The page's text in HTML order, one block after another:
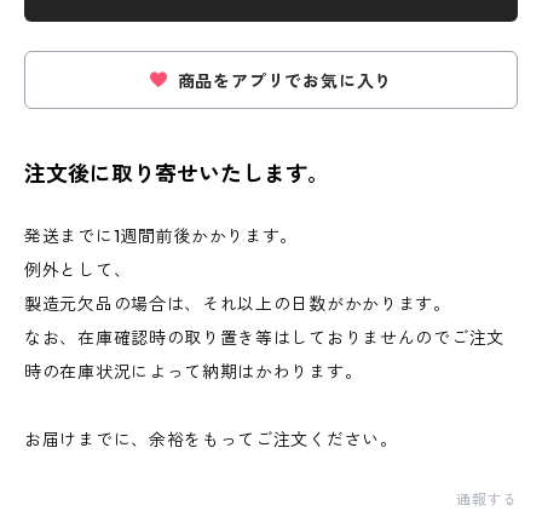
商品をアプリでお気に入り
注文後に取り寄せいたします。
発送までに1週間前後かかります。
例外として、
製造元欠品の場合は、それ以上の日数がかかります。
なお、在庫確認時の取り置き等はしておりませんのでご注文
時の在庫状況によって納期はかわります。
お届けまでに、余裕をもってご注文ください。
通報する